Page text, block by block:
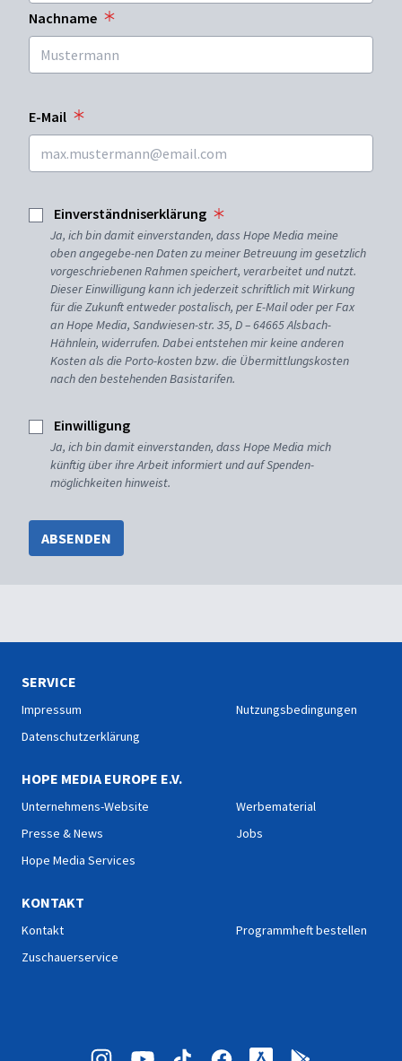
Nachname
E-Mail
Einverständniserklärung
Ja, ich bin damit einverstanden, dass Hope Media meine
oben angegebe-nen Daten zu meiner Betreuung im gesetzlich
vorgeschriebenen Rahmen speichert, verarbeitet und nutzt.
Dieser Einwilligung kann ich jederzeit schriftlich mit Wirkung
für die Zukunft entweder postalisch, per E-Mail oder per Fax
an Hope Media, Sandwiesen-str. 35, D – 64665 Alsbach-
Hähnlein, widerrufen. Dabei entstehen mir keine anderen
Kosten als die Porto-kosten bzw. die Übermittlungskosten
nach den bestehenden Basistarifen.
Einwilligung
Ja, ich bin damit einverstanden, dass Hope Media mich
künftig über ihre Arbeit informiert und auf Spenden-
möglichkeiten hinweist.
ABSENDEN
SERVICE
Impressum
Datenschutzerklärung
Nutzungsbedingungen
HOPE MEDIA EUROPE E.V.
Unternehmens-Website
Presse & News
Hope Media Services
Werbematerial
Jobs
KONTAKT
Kontakt
Zuschauerservice
Programmheft bestellen